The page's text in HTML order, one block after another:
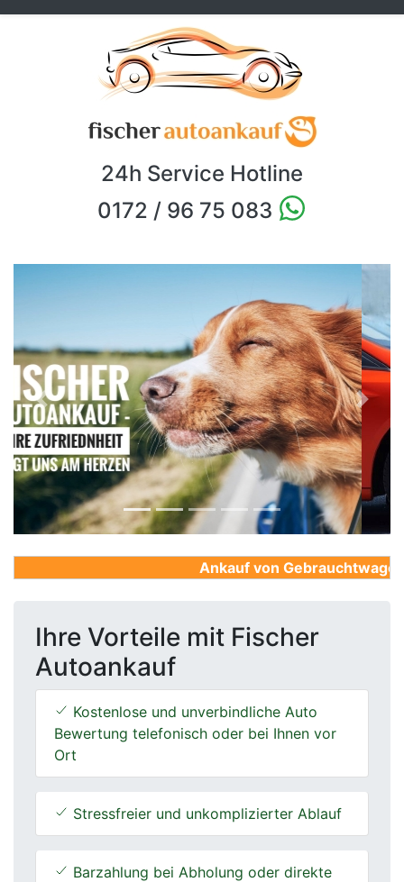
24h Service Hotline
0172 / 96 75 083
Previous Next
Ankauf von
Ihre Vorteile mit Fischer
Autoankauf
Kostenlose und unverbindliche Auto
Bewertung telefonisch oder bei Ihnen vor
Ort
Stressfreier und unkomplizierter Ablauf
Barzahlung bei Abholung oder direkte